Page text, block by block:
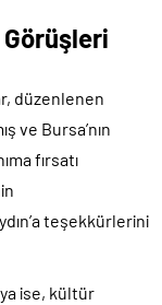
Görüşleri
düzenlenen
ve Bursa’nın
fırsatı
teşekkürlerini
ise, kültür